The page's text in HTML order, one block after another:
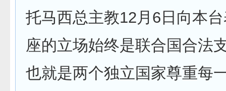
托马西总主教12月6日向本
座的立场始终是联合国合法
也就是两个独立国家尊重每